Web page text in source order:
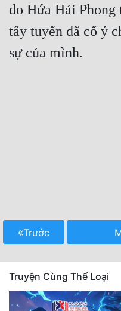
do Hứa Hải
tây tuyến đã cố ý
sự của mình.
Trước
Truyện Cùng Thể Loại